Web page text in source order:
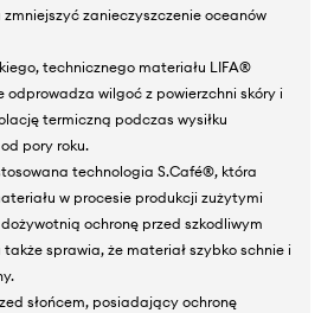
zanieczyszczenie oceanów
technicznego materiału LIFA®
wilgoć z powierzchni skóry i
termiczną podczas wysiłku
pory roku.
technologia S.Café®, która
w procesie produkcji zużytymi
ochronę przed szkodliwym
sprawia, że materiał szybko schnie i
słońcem, posiadający ochronę